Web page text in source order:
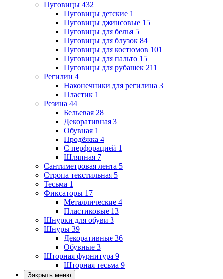
Пуговицы 432
Пуговицы детские 1
Пуговицы джинсовые 15
Пуговицы для белья 5
Пуговицы для блузок 84
Пуговицы для костюмов 101
Пуговицы для пальто 15
Пуговицы для рубашек 211
Регилин 4
Наконечники для регилина 3
Пластик 1
Резина 44
Бельевая 28
Декоративная 3
Обувная 1
Продёжка 4
С перфорацией 1
Шляпная 7
Сантиметровая лента 5
Стропа текстильная 5
Тесьма 1
Фиксаторы 17
Металлические 4
Пластиковые 13
Шнурки для обуви 3
Шнуры 39
Декоративные 36
Обувные 3
Шторная фурнитура 9
Шторная тесьма 9
Закрыть меню